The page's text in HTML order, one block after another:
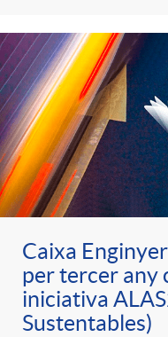
c
a
s
t
r
o
C
a
t
n
g
u
t
s
Caixa
per tercer any
iniciativa
Sustentables)